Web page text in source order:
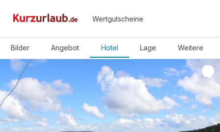
Wertgutscheine
Bilder Angebot Hotel Lage Weitere